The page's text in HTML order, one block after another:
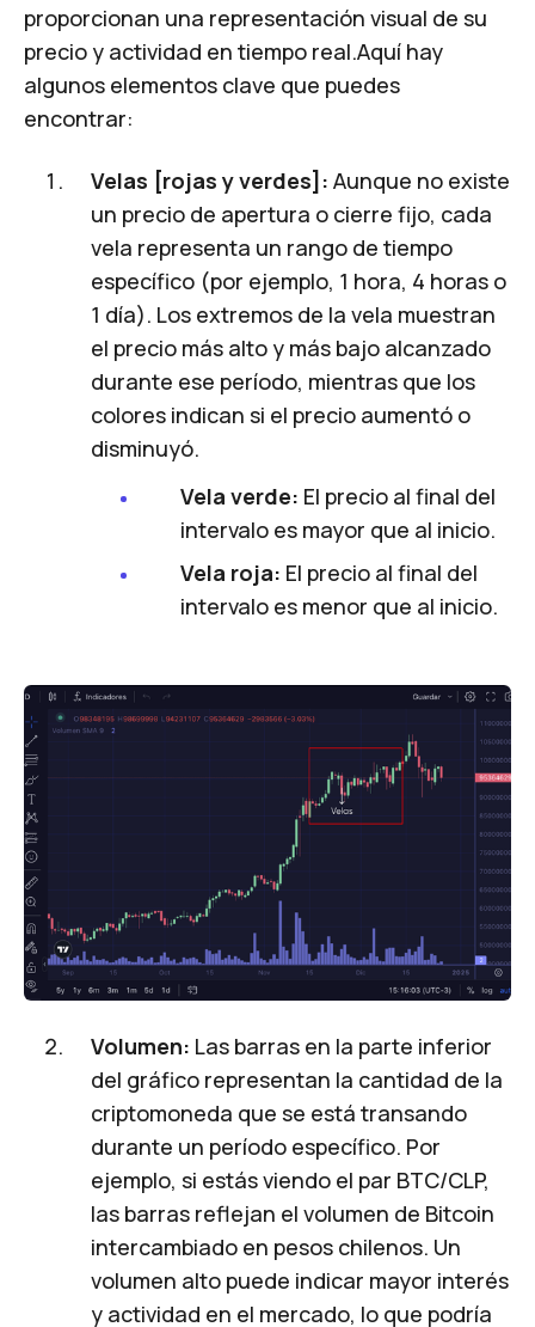
proporcionan una representación visual de su
precio y actividad en tiempo real.Aquí hay
algunos elementos clave que puedes
encontrar:
Velas [rojas y verdes]: Aunque no existe
un precio de apertura o cierre fijo, cada
vela representa un rango de tiempo
específico (por ejemplo, 1 hora, 4 horas o
1 día). Los extremos de la vela muestran
el precio más alto y más bajo alcanzado
durante ese período, mientras que los
colores indican si el precio aumentó o
disminuyó.
Vela verde: El precio al final del
intervalo es mayor que al inicio.
Vela roja: El precio al final del
intervalo es menor que al inicio.
Volumen: Las barras en la parte inferior
del gráfico representan la cantidad de la
criptomoneda que se está transando
durante un período específico. Por
ejemplo, si estás viendo el par BTC/CLP,
las barras reflejan el volumen de Bitcoin
intercambiado en pesos chilenos. Un
volumen alto puede indicar mayor interés
y actividad en el mercado, lo que podría